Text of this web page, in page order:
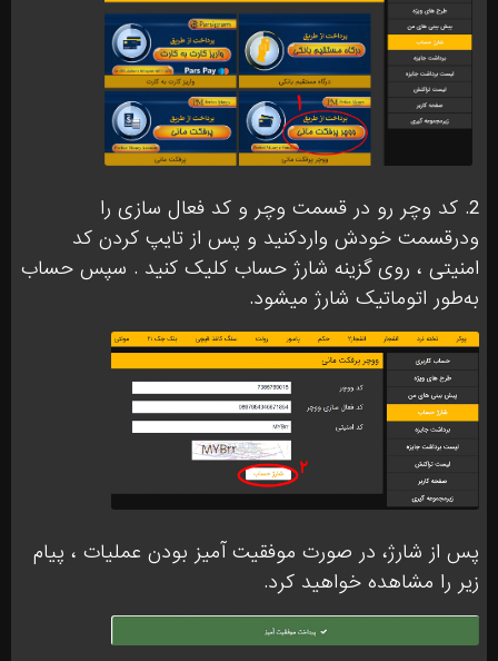
2. کد وچر رو‌ در قسمت وچر و کد فعال سازی را
و‌در‌قسمت خودش واردکنید و پس از تایپ کردن کد
امنیتی ، روی گزینه شارژ حساب کلیک کنید . سپس حساب
به‌طور اتوماتیک شارژ میشود.
پس از شارژ، در صورت موفقیت آمیز بودن عملیات ، پیام
زیر را مشاهده خواهید کرد.